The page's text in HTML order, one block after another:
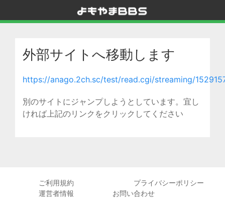
外部サイトへ移動します
https://anago.2ch.sc/test/read.cgi/streaming/
別のサイトにジャンプしようとしています。宜し
ければ上記のリンクをクリックしてください
ご利用規約
プライバシーポリシー
運営者情報
お問い合わせ